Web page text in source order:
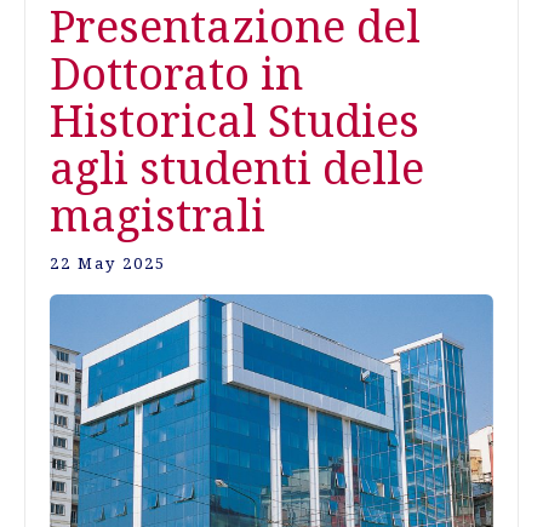
Presentazione del
Dottorato in
Historical Studies
agli studenti delle
magistrali
22 May 2025